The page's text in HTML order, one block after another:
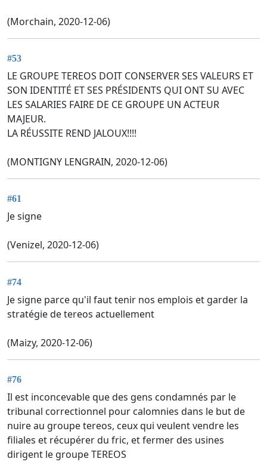
(Morchain, 2020-12-06)
#53
LE GROUPE TEREOS DOIT CONSERVER SES VALEURS ET
SON IDENTITÉ ET SES PRÉSIDENTS QUI ONT SU AVEC
LES SALARIES FAIRE DE CE GROUPE UN ACTEUR
MAJEUR.
LA RÉUSSITE REND JALOUX!!!!
(MONTIGNY LENGRAIN, 2020-12-06)
#61
Je signe
(Venizel, 2020-12-06)
#74
Je signe parce qu'il faut tenir nos emplois et garder la
stratégie de tereos actuellement
(Maizy, 2020-12-06)
#76
Il est inconcevable que des gens condamnés par le
tribunal correctionnel pour calomnies dans le but de
nuire au groupe tereos, ceux qui veulent vendre les
filiales et récupérer du fric, et fermer des usines
dirigent le groupe TEREOS